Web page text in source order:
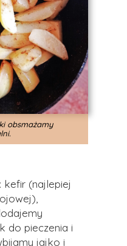
: kefir (najlepiej
do pieczenia i
jajko i
obsmażamy